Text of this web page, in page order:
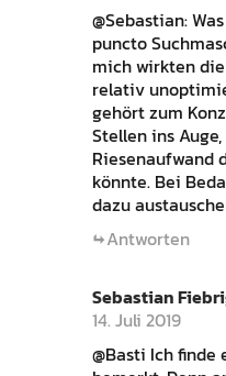
@Sebastian:
puncto
mich wirkten
relativ
gehört zum
Stellen ins
Riesenaufwand
könnte. Bei
dazu
Antworten
Sebastian
14. Juli 2019
@Basti Ich finde